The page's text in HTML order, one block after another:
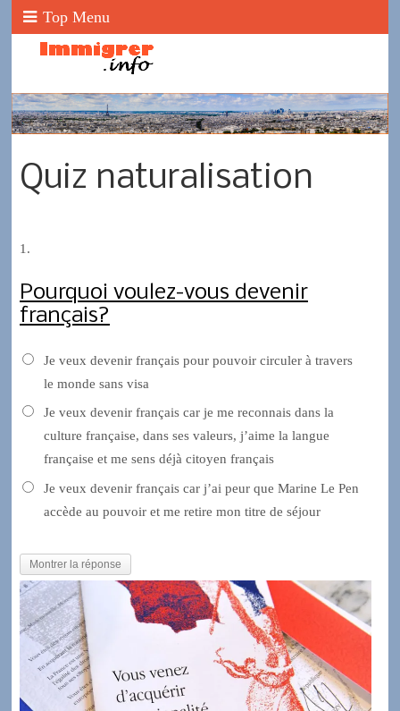
Top Menu
Quiz naturalisation
1.
Pourquoi voulez-vous devenir
français?
Je veux devenir français pour pouvoir circuler à travers
le monde sans visa
Je veux devenir français car je me reconnais dans la
culture française, dans ses valeurs, j’aime la langue
française et me sens déjà citoyen français
Je veux devenir français car j’ai peur que Marine Le Pen
accède au pouvoir et me retire mon titre de séjour